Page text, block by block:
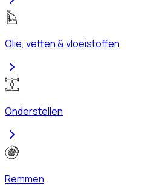
Olie, vetten & vloeistoffen
Onderstellen
Remmen